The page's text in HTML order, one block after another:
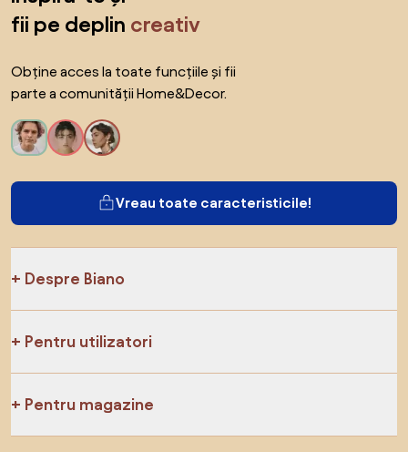
fii pe deplin creativ
Obține acces la toate funcțiile și fii
parte a comunității Home&Decor.
Vreau toate caracteristicile!
Despre Biano
Pentru utilizatori
Pentru magazine